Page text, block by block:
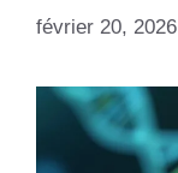
février 20, 2026